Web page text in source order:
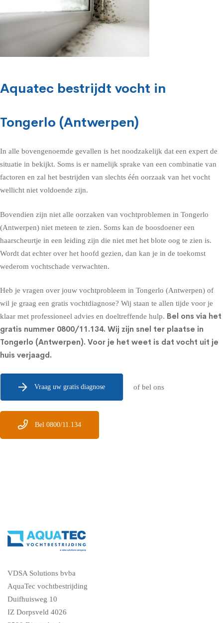
Aquatec bestrijdt vocht in
Tongerlo (Antwerpen)
In alle bovengenoemde gevallen is het noodzakelijk dat een expert de
situatie in bekijkt. Soms is er namelijk sprake van een combinatie van
factoren en zal het bestrijden van slechts één oorzaak van het vocht
wellicht niet voldoende zijn.
Bovendien zijn niet alle oorzaken van vochtproblemen in Tongerlo
(Antwerpen) niet meteen te zien. Soms kan de boosdoener een
haarscheurtje in een leiding zijn die niet met het blote oog te zien is.
Wordt dat echter over het hoofd gezien, dan kan je in de toekomst
wederom vochtschade verwachten.
Heb je vragen over jouw vochtprobleem in Tongerlo (Antwerpen) of
wil je graag een gratis vochtdiagnose? Wij staan te allen tijde voor je
klaar met professioneel advies en doeltreffende hulp. Bel ons via het
gratis nummer 0800/11.134. Wij zijn snel ter plaatse in
Tongerlo (Antwerpen). Voor je het weet is dat vocht uit je
huis verjaagd.
Vraag uw gratis diagnose of bel ons
Bel 0800/11.134
VDSA Solutions bvba
AquaTec vochtbestrijding
Duifhuisweg 10
IZ Dorpsveld 4026